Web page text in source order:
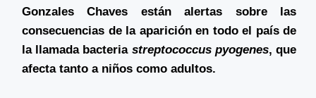
Gonzales Chaves están alertas sobre las
consecuencias de la aparición en todo el país de
la llamada bacteria streptococcus pyogenes, que
afecta tanto a niños como adultos.